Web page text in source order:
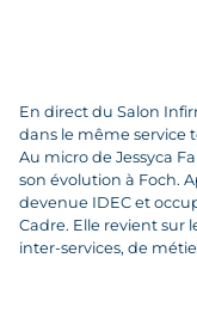
En direct du Salon
dans le même service
Au micro de Jessyca
son évolution à Foch.
devenue IDEC et
Cadre. Elle revient sur
inter-services, de